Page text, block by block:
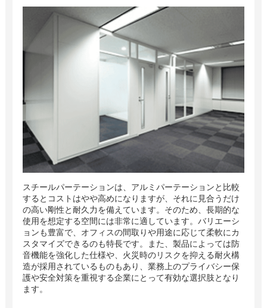
スチールパーテーションは、アルミパーテーションと比較
するとコストはやや高めになりますが、それに見合うだけ
の高い剛性と耐久力を備えています。そのため、長期的な
使用を想定する空間には非常に適しています。バリエーシ
ョンも豊富で、オフィスの間取りや用途に応じて柔軟にカ
スタマイズできるのも特長です。また、製品によっては防
音機能を強化した仕様や、火災時のリスクを抑える耐火構
造が採用されているものもあり、業務上のプライバシー保
護や安全対策を重視する企業にとって有効な選択肢となり
ます。